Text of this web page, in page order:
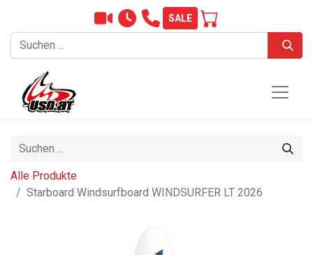
SALE
Alle Produkte
Starboard Windsurfboard WINDSURFER LT 2026